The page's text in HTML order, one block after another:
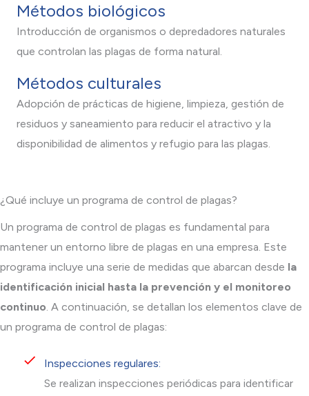
Métodos biológicos
Introducción de organismos o depredadores naturales
que controlan las plagas de forma natural.
Métodos culturales
Adopción de prácticas de higiene, limpieza, gestión de
residuos y saneamiento para reducir el atractivo y la
disponibilidad de alimentos y refugio para las plagas.
¿Qué incluye un programa de control de plagas?
Un programa de control de plagas es fundamental para
mantener un entorno libre de plagas en una empresa. Este
programa incluye una serie de medidas que abarcan desde la
identificación inicial hasta la prevención y el monitoreo
continuo. A continuación, se detallan los elementos clave de
un programa de control de plagas:
Inspecciones regulares:
Se realizan inspecciones periódicas para identificar